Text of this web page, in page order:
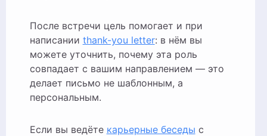
После встречи цель помогает и при
написании thank-you letter: в нём вы
можете уточнить, почему эта роль
совпадает с вашим направлением — это
делает письмо не шаблонным, а
персональным.
Если вы ведёте карьерные беседы с